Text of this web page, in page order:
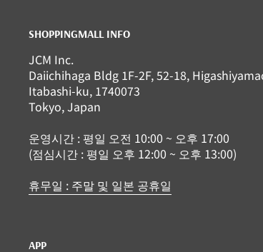
SHOPPINGMALL INFO
JCM Inc.
Daiichihaga Bldg 1F-2F, 52-18,
Itabashi-ku, 1740073
Tokyo, Japan
운영시간 : 평일 오전 10:00 ~ 오후 17:00
(점심시간 : 평일 오후 12:00 ~ 오후 13:00)
휴무일 : 주말 및 일본 공휴일
APP